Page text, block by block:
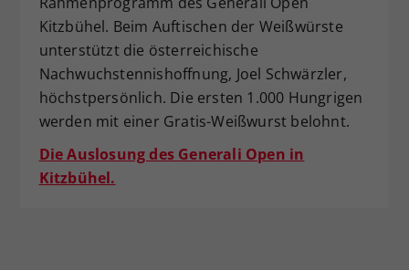
Kitzbühel. Beim Auftischen der Weißwürste
unterstützt die österreichische
Nachwuchstennishoffnung, Joel Schwärzler,
höchstpersönlich. Die ersten 1.000 Hungrigen
werden mit einer Gratis-Weißwurst belohnt.
Die Auslosung des Generali Open in
Kitzbühel.